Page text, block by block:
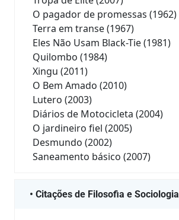
O pagador de promessas (1962)
Terra em transe (1967)
Eles Não Usam Black-Tie (1981)
Quilombo (1984)
Xingu (2011)
O Bem Amado (2010)
Lutero (2003)
Diários de Motocicleta (2004)
O jardineiro fiel (2005)
Desmundo (2002)
Saneamento básico (2007)
• Citações de Filosofia e Sociologia